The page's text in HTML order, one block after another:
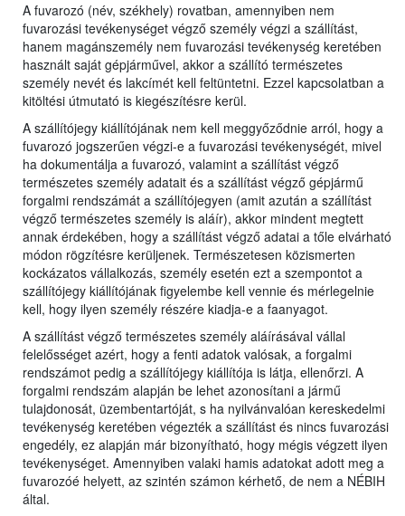
A fuvarozó (név, székhely) rovatban, amennyiben nem
fuvarozási tevékenységet végző személy végzi a szállítást,
hanem magánszemély nem fuvarozási tevékenység keretében
használt saját gépjárművel, akkor a szállító természetes
személy nevét és lakcímét kell feltüntetni. Ezzel kapcsolatban a
kitöltési útmutató is kiegészítésre kerül.
A szállítójegy kiállítójának nem kell meggyőződnie arról, hogy a
fuvarozó jogszerűen végzi-e a fuvarozási tevékenységét, mivel
ha dokumentálja a fuvarozó, valamint a szállítást végző
természetes személy adatait és a szállítást végző gépjármű
forgalmi rendszámát a szállítójegyen (amit azután a szállítást
végző természetes személy is aláír), akkor mindent megtett
annak érdekében, hogy a szállítást végző adatai a tőle elvárható
módon rögzítésre kerüljenek. Természetesen közismerten
kockázatos vállalkozás, személy esetén ezt a szempontot a
szállítójegy kiállítójának figyelembe kell vennie és mérlegelnie
kell, hogy ilyen személy részére kiadja-e a faanyagot.
A szállítást végző természetes személy aláírásával vállal
felelősséget azért, hogy a fenti adatok valósak, a forgalmi
rendszámot pedig a szállítójegy kiállítója is látja, ellenőrzi. A
forgalmi rendszám alapján be lehet azonosítani a jármű
tulajdonosát, üzembentartóját, s ha nyilvánvalóan kereskedelmi
tevékenység keretében végezték a szállítást és nincs fuvarozási
engedély, ez alapján már bizonyítható, hogy mégis végzett ilyen
tevékenységet. Amennyiben valaki hamis adatokat adott meg a
fuvarozóé helyett, az szintén számon kérhető, de nem a NÉBIH
által.